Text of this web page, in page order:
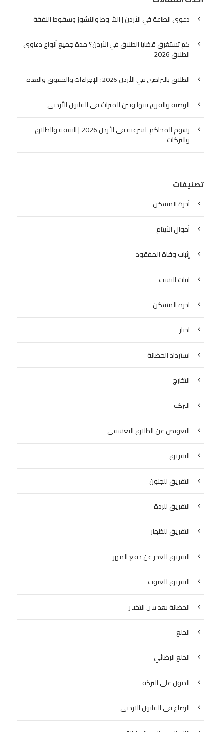
دعوى الطاعة في الأردن | الشروط والنشوز وسقوط النفقة
كم تستغرق قضايا الطلاق في الأردن؟ مدة جميع أنواع دعاوى
الطلاق 2026
الطلاق بالتراضي في الأردن 2026: الإجراءات والحقوق والعدة
الوصية والفرق بينها وبين الميراث في القانون الأردني
رسوم المحاكم الشرعية في الأردن 2026 | النفقة والطلاق
والتركات
تصنيفات
أجرة المسكن
أموال الأيتام
إثبات وفاة المفقود
اثبات النسب
اجرة المسكن
اخبار
استرداد الحضانة
التخارج
التركة
التعويض عن الطلاق التعسفي
التفريق
التفريق للجنون
التفريق للردة
التفريق للظهار
التفريق للعجز عن دفع المهر
التفريق للعيوب
الحضانة بعد سن التخيير
الخلع
الخلع الرضائي
الديون على التركة
الرضاع في القانون الاردني